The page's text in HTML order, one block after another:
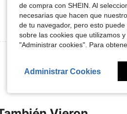
de compra con SHEIN. Al
necesarias que hacen que
de tu navegador, pero esto
sobre las cookies que utilizamos
"Administrar cookies". Para
Administrar Cookies